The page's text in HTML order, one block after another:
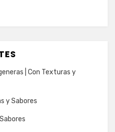
| Con Texturas y
y Sabores